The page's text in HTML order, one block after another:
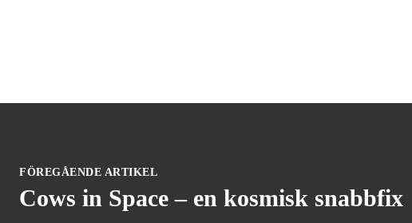
FÖREGÅENDE ARTIKEL
Cows in Space – en kosmisk snabbfix